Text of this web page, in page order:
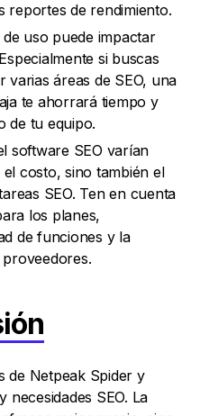
reportes de rendimiento.
de uso puede impactar
si buscas
áreas de SEO, una
te ahorrará tiempo y
de tu equipo.
software SEO varían
costo, sino también el
SEO. Ten en cuenta
los planes,
de funciones y la
proveedores.
de Netpeak Spider y
SEO. La